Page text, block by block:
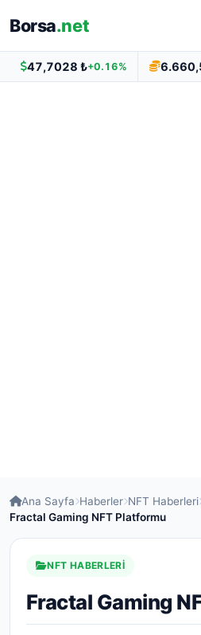
Borsa.net
47,7028 ₺+0.16%
Ana Sayfa Haberler NFT Haberleri
Fractal Gaming NFT Platformu
NFT HABERLERI
Fractal Gaming